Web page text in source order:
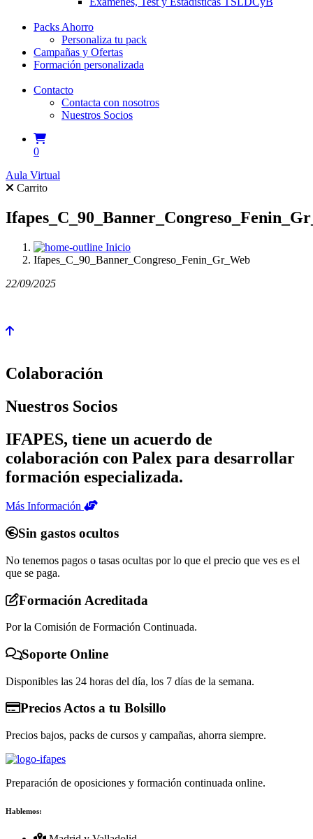
Packs Ahorro
Personaliza tu pack
Campañas y Ofertas
Formación personalizada
Contacto
Contacta con nosotros
Nuestros Socios
0
Aula Virtual
Carrito
Inicio
Ifapes_C_90_Banner_Congreso_Fenin_Gr_Web
22/09/2025
Colaboración
Nuestros Socios
IFAPES, tiene un acuerdo de
colaboración con Palex para desarrollar
formación especializada.
Más Información
Sin gastos ocultos
No tenemos pagos o tasas ocultas por lo que el precio que ves es el
que se paga.
Formación Acreditada
Por la Comisión de Formación Continuada.
Soporte Online
Disponibles las 24 horas del día, los 7 días de la semana.
Precios Actos a tu Bolsillo
Precios bajos, packs de cursos y campañas, ahorra siempre.
Preparación de oposiciones y formación continuada online.
Hablemos: